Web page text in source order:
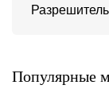
Популярные